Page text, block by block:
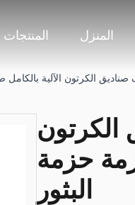
المنزل المنتجات
صناديق الكرتون الآلية
الكرتون
حزمة
البثور